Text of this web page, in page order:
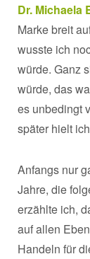
Dr. Michaela
Marke breit
wusste ich
würde. Ganz
würde, das
es unbedingt
später hielt
Anfangs nur
Jahre, die
erzählte ich,
auf allen
Handeln für